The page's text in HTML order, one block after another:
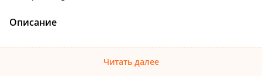
Описание
Читать далее